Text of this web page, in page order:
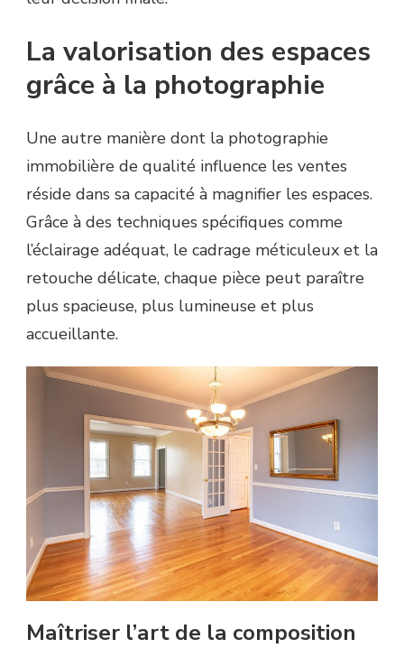
La valorisation des espaces
grâce à la photographie
Une autre manière dont la photographie
immobilière de qualité influence les ventes
réside dans sa capacité à magnifier les espaces.
Grâce à des techniques spécifiques comme
l’éclairage adéquat, le cadrage méticuleux et la
retouche délicate, chaque pièce peut paraître
plus spacieuse, plus lumineuse et plus
accueillante.
Maîtriser l’art de la composition